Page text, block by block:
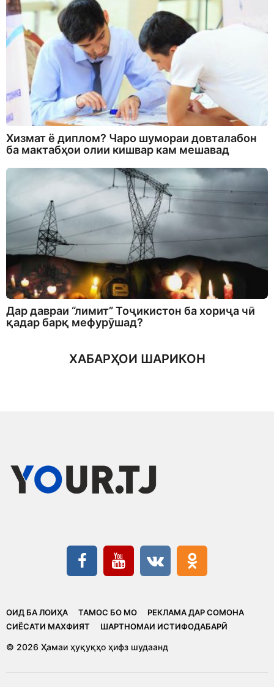
Хизмат ё диплом? Чаро шумораи довталабон
ба мактабҳои олии кишвар кам мешавад
Дар давраи “лимит” Тоҷикистон ба хориҷа чӣ
қадар барқ мефурӯшад?
ХАБАРҲОИ ШАРИКОН
ОИД БА ЛОИҲА ТАМОС БО МО
РЕКЛАМА ДАР СОМОНА
CИЁСАТИ МАХФИЯТ
ШАРТНОМАИ ИСТИФОДАБАРӢ
© 2026 Ҳамаи ҳуқуқҳо ҳифз шудаанд